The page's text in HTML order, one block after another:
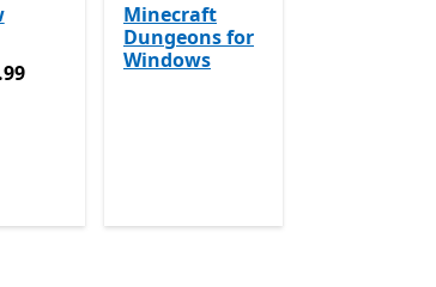
USD$18.74
Minecraft
Dungeons for
Windows